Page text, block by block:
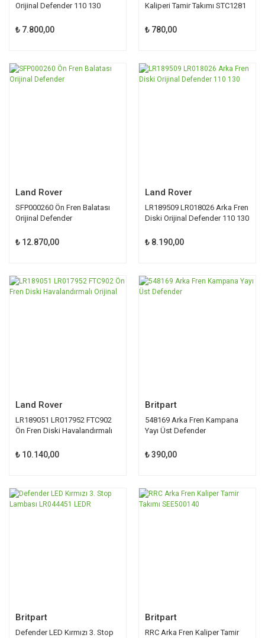
Orijinal Defender 110 130
₺ 7.800,00
Kaliperi Tamir Takımı STC1281
₺ 780,00
Land Rover
SFP000260 Ön Fren Balatası
Orijinal Defender
₺ 12.870,00
Land Rover
LR189509 LR018026 Arka Fren
Diski Orijinal Defender 110 130
₺ 8.190,00
Land Rover
LR189051 LR017952 FTC902
Ön Fren Diski Havalandırmalı
₺ 10.140,00
Britpart
548169 Arka Fren Kampana
Yayı Üst Defender
₺ 390,00
Britpart
Defender LED Kırmızı 3. Stop
Britpart
RRC Arka Fren Kaliper Tamir